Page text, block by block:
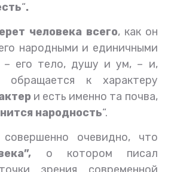
“.
человека всего, как он
народными и единичными
– его тело, душу и ум, – и,
обращается к характеру
и есть именно та почва,
народность“.
очевидно, что
о котором писал